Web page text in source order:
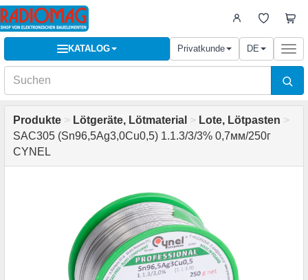
KATALOG Privatkunde DE
Produkte > Lötgeräte, Lötmaterial > Lote, Lötpasten >
SAC305 (Sn96,5Ag3,0Cu0,5) 1.1.3/3/3% 0,7мм/250г
CYNEL